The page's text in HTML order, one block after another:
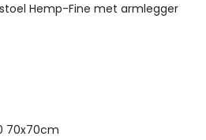
Hemp-Fine met armlegger
70x70cm